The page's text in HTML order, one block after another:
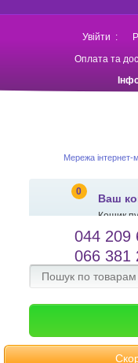
Увійти :
Оплата та
Мережа інтернет-
0
Ваш
Кошик
salessameto@gmail.com
Зворотній зв'язок
044 209
066 381